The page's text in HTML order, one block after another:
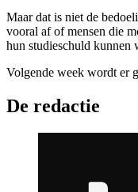
Maar dat is niet de
vooral af of mensen die
hun studieschuld kunnen
Volgende week wordt er
De redactie